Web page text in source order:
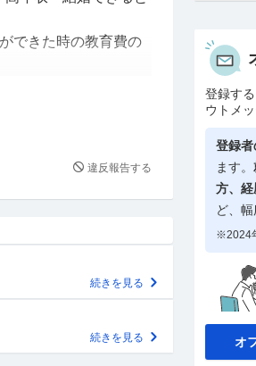
できた時の教育費の
やOBの方が言ってい
め、この会社に就
違反報告する
続きを見る
続きを見る
登録す
ウトメ
登録
ます。
方、 経
ど、
※2024
オ